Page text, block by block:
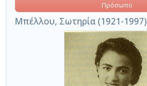
Μπέλλου, Σωτηρία (1921-1997)
Πρόσωπο